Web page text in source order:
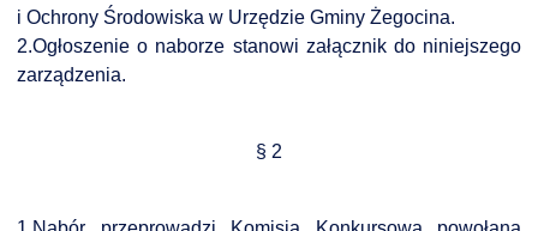
i Ochrony Środowiska w Urzędzie Gminy Żegocina.
2.Ogłoszenie o naborze stanowi załącznik do niniejszego
zarządzenia.
§ 2